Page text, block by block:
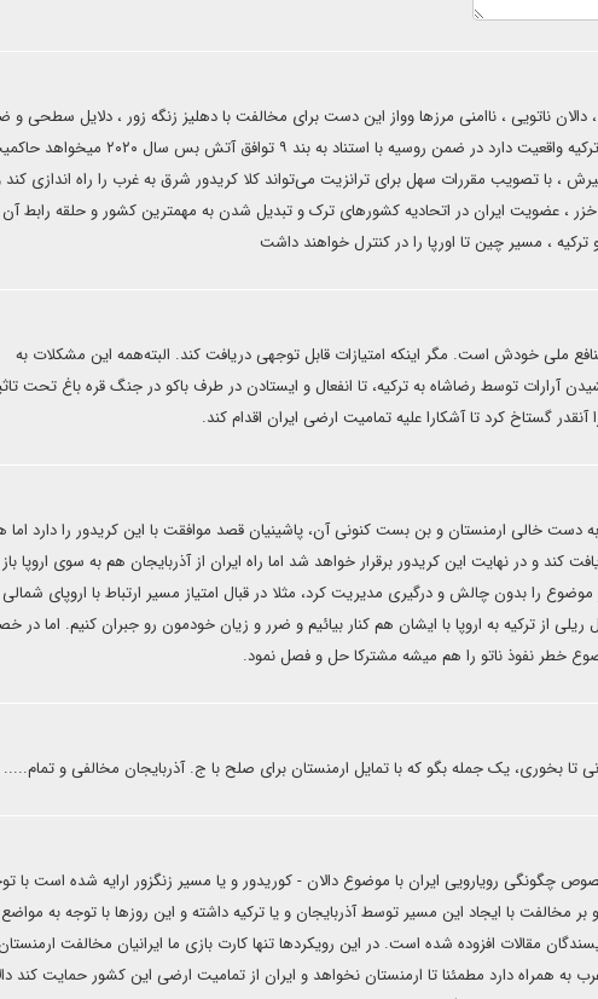
، دالان ناتویی ، ناامنی مرزها وواز این دست برای مخالفت با دهلیز زنگه زور ، دلایل سطحی و
است ولی از دست دادن‌درآمد ترانزیت بین آذربایجان و ترکیه واقعیت دارد در ضمن روسیه با استناد به بند ۹ توافق
، با تصویب مقررات سهل برای ترانزیت می‌تواند کلا کریدور شرق به غرب را راه اندازی
، عضویت ایران در اتحادیه کشورهای ترک و تبدیل شدن به مهمترین کشور و حلقه رابط آن
، مسیر چین تا اورپا را در کنترل خواهند داشت
ملی خودش است. مگر اینکه امتیازات قابل توجهی دریافت کند. البته‌همه این مشکلات به
آرارات توسط رضاشاه به ترکیه، تا انفعال و ایستادن در طرف باکو در جنگ قره باغ تحت
گستاخ کرد تا آشکارا علیه تمامیت ارضی ایران اقدام کند.
دست خالی ارمنستان و بن بست کنونی آن، پاشینیان قصد موافقت با این کریدور را دارد اما
کند و در نهایت این کریدور برقرار خواهد شد اما راه ایران از آذربایجان هم به سوی اروپا
را بدون چالش و درگیری مدیریت کرد، مثلا در قبال امتیاز مسیر ارتباط با اروپای شمالی
ریلی از ترکیه به اروپا با ایشان هم کنار بیائیم و ضرر و زیان خودمون رو جبران کنیم. اما در
خطر نفوذ ناتو را هم میشه مشترکا حل و فصل نمود.
تا بخوری، یک جمله بگو که با تمایل ارمنستان برای صلح با ج. آذربایجان مخالفی و تمام.....
چگونگی رویارویی ایران با موضوع دالان - کوریدور و یا مسیر زنگزور ارایه شده است با
مخالفت با ایجاد این مسیر توسط آذربایجان و یا ترکیه داشته و این روزها با توجه به
مقالات افزوده شده است. در این رویکردها تنها کارت بازی ما ایرانیان مخالفت
به همراه دارد مطمئنا تا ارمنستان نخواهد و ایران از تمامیت ارضی این کشور حمایت کند